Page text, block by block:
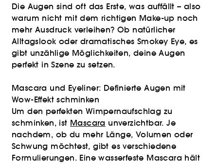
Die Augen sind oft das Erste, was auffällt – also
warum nicht mit dem richtigen Make-up noch
mehr Ausdruck verleihen? Ob natürlicher
Alltagslook oder dramatisches Smokey Eye, es
gibt unzählige Möglichkeiten, deine Augen
perfekt in Szene zu setzen.
Mascara und Eyeliner: Definierte Augen mit
Wow-Effekt schminken
Um den perfekten Wimpernaufschlag zu
schminken, ist Mascara unverzichtbar. Je
nachdem, ob du mehr Länge, Volumen oder
Schwung möchtest, gibt es verschiedene
Formulierungen. Eine wasserfeste Mascara hält